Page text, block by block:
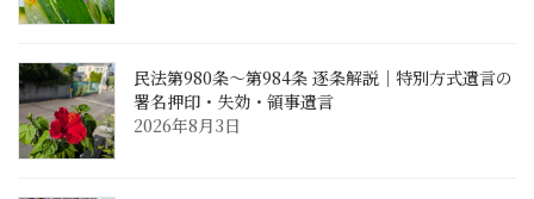
民法第980条〜第984条 逐条解説｜特別方式遺言の
署名押印・失効・領事遺言
2026年8月3日